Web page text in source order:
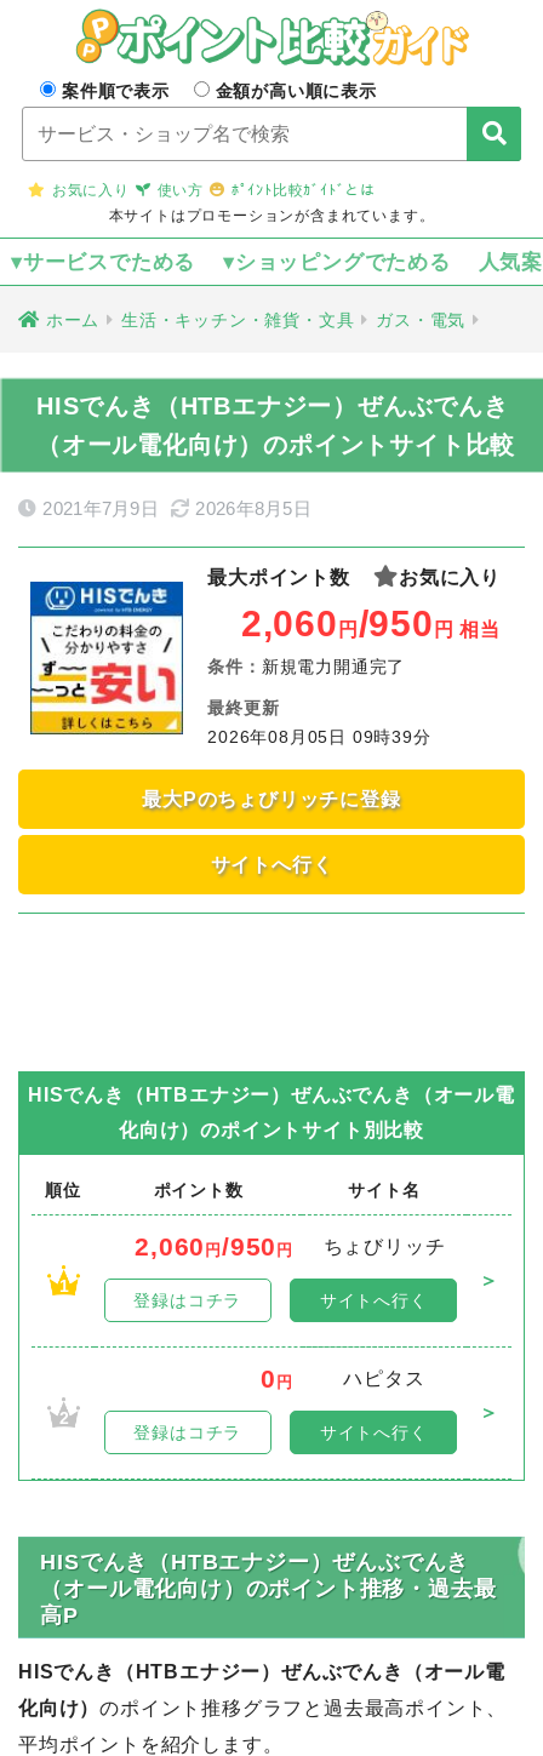
案件順で表示 金額が高い順に表示
お気に入り 使い方
ﾎﾟｲﾝﾄ比較ｶﾞｲﾄﾞとは
本サイトはプロモーションが含まれています。
▾サービスでためる ▾ショッピングでためる 人気
ホーム 生活・キッチン・雑貨・文具 ガス・電気
HISでんき（HTBエナジー）ぜんぶでんき
（オール電化向け）のポイントサイト比較
2021年7月9日 2026年8月5日
最大ポイント数 お気に入り
2,060 円 /950 円 相当
条件： 新規電力開通完了
最終更新
2026年08月05日 09時39分
最大Pのちょびリッチに登録
サイトへ行く
HISでんき（HTBエナジー）ぜんぶでんき（オール電
化向け）のポイントサイト別比較
順位 ポイント数 サイト名
1
2,060 円/950 円
ちょびリッチ
＞
登録はコチラ サイトへ行く
2
0 円
ハピタス
＞
登録はコチラ サイトへ行く
HISでんき（HTBエナジー）ぜんぶでんき
（オール電化向け）のポイント推移・過去最
高P
HISでんき（HTBエナジー）ぜんぶでんき（オール電
化向け）のポイント推移グラフと過去最高ポイント、
平均ポイントを紹介します。